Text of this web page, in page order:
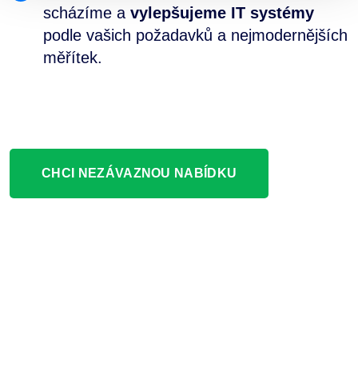
scházíme a vylepšujeme IT systémy
podle vašich požadavků a nejmodernějších
měřítek.
CHCI NEZÁVAZNOU NABÍDKU